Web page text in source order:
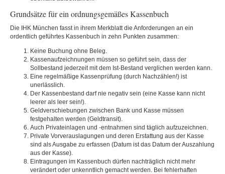
Grundsätze für ein ordnungsgemäßes Kassenbuch
Die IHK München fasst in ihrem Merkblatt die Anforderungen an ein
ordentlich geführtes Kassenbuch in zehn Punkten zusammen:
Keine Buchung ohne Beleg.
Kassenaufzeichnungen müssen so geführt sein, dass der
Sollbestand jederzeit mit dem Ist-Bestand verglichen werden kann.
Eine regelmäßige Kassenprüfung (durch Nachzählen!) ist
unerlässlich.
Der Kassenbestand darf nie negativ sein (eine Kasse kann nicht
leerer als leer sein!).
Geldverschiebungen zwischen Bank und Kasse müssen
festgehalten werden (Geldtransit).
Auch Privateinlagen und -entnahmen sind täglich aufzuzeichnen.
Private Vorverauslagungen und deren Erstattung aus der Kasse
sind als Ausgabe zu erfassen (Datum ist das Datum der Auszahlung
aus der Kasse).
Eintragungen im Kassenbuch dürfen nachträglich nicht mehr
verändert oder unkenntlich gemacht werden. Bei fehlerhaften